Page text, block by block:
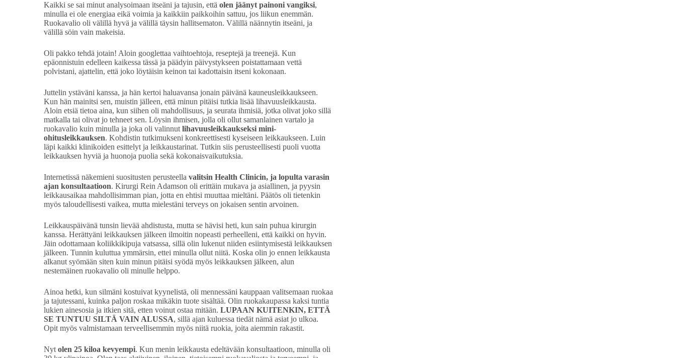
Kaikki se sai minut analysoimaan itseäni ja tajusin, että olen jäänyt painoni vangiksi,
minulla ei ole energiaa eikä voimia ja kaikkiin paikkoihin sattuu, jos liikun enemmän.
Ruokavalio oli välillä hyvä ja välillä täysin hallitsematon. Välillä näännytin itseäni, ja
välillä söin vain makeisia.
Oli pakko tehdä jotain! Aloin googlettaa vaihtoehtoja, reseptejä ja treenejä. Kun
epäonnistuin edelleen kaikessa tässä ja päädyin päivystykseen poistattamaan vettä
polvistani, ajattelin, että joko löytäisin keinon tai kadottaisin itseni kokonaan.
Juttelin ystäväni kanssa, ja hän kertoi haluavansa jonain päivänä kauneusleikkaukseen.
Kun hän mainitsi sen, muistin jälleen, että minun pitäisi tutkia lisää lihavuusleikkausta.
Aloin etsiä tietoa aina, kun siihen oli mahdollisuus, ja seurata ihmisiä, jotka olivat joko sillä
matkalla tai olivat jo tehneet sen. Löysin ihmisen, jolla oli ollut samanlainen vartalo ja
ruokavalio kuin minulla ja joka oli valinnut lihavuusleikkaukseksi mini-
ohitusleikkauksen. Kohdistin tutkimukseni konkreettisesti kyseiseen leikkaukseen. Luin
läpi kaikki klinikoiden esittelyt ja leikkaustarinat. Tutkin siis perusteellisesti puoli vuotta
leikkauksen hyviä ja huonoja puolia sekä kokonaisvaikutuksia.
Internetissä näkemieni suositusten perusteella valitsin Health Clinicin, ja lopulta varasin
ajan konsultaatioon. Kirurgi Rein Adamson oli erittäin mukava ja asiallinen, ja pyysin
leikkausaikaa mahdollisimman pian, jotta en ehtisi muuttaa mieltäni. Päätös oli tietenkin
myös taloudellisesti vaikea, mutta mielestäni terveys on jokaisen sentin arvoinen.
Leikkauspäivänä tunsin lievää ahdistusta, mutta se hävisi heti, kun sain puhua kirurgin
kanssa. Herättyäni leikkauksen jälkeen ilmoitin nopeasti perheelleni, että kaikki on hyvin.
Jäin odottamaan koliikkikipuja vatsassa, sillä olin lukenut niiden esiintymisestä leikkauksen
jälkeen. Tunnin kuluttua ymmärsin, ettei minulla ollut niitä. Koska olin jo ennen leikkausta
alkanut syömään siten kuin minun pitäisi syödä myös leikkauksen jälkeen, alun
nestemäinen ruokavalio oli minulle helppo.
Ainoa hetki, kun silmäni kostuivat kyynelistä, oli mennessäni kauppaan valitsemaan ruokaa
ja tajutessani, kuinka paljon roskaa mikäkin tuote sisältää. Olin ruokakaupassa kaksi tuntia
lukien ainesosia ja itkien sitä, etten voinut ostaa mitään. LUPAAN KUITENKIN, ETTÄ
SE TUNTUU SILTÄ VAIN ALUSSA, sillä ajan kuluessa tiedät nämä asiat jo ulkoa.
Opit myös valmistamaan terveellisemmin myös niitä ruokia, joita aiemmin rakastit.
Nyt olen 25 kiloa kevyempi. Kun menin leikkausta edeltävään konsultaatioon, minulla oli